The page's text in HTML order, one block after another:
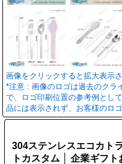
画像をクリックすると拡大表示
*注意 : 画像のロゴは過去のクラ
で、ロゴ印刷位置の参考例とし
品には表示されず、お客様のロ
304ステンレスエコカト
トカスタム │ 企業ギフト